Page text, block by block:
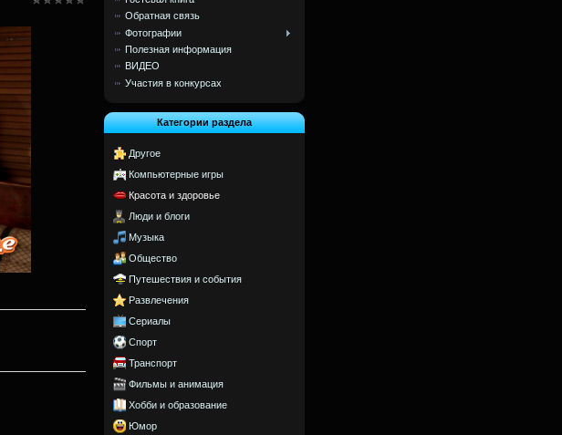
Обратная связь
Фотографии
Полезная информация
ВИДЕО
Участия в конкурсах
Категории раздела
Другое
Компьютерные игры
Красота и здоровье
Люди и блоги
Музыка
Общество
Путешествия и события
Развлечения
Сериалы
Спорт
Транспорт
Фильмы и анимация
Хобби и образование
Юмор